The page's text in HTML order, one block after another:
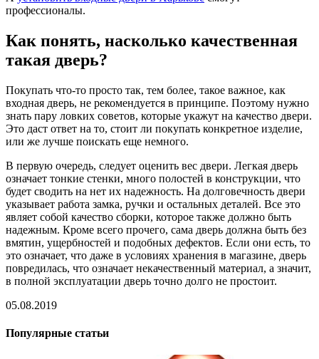
профессионалы.
Как понять, насколько качественная
такая дверь?
Покупать что-то просто так, тем более, такое важное, как
входная дверь, не рекомендуется в принципе. Поэтому нужно
знать пару ловких советов, которые укажут на качество двери.
Это даст ответ на то, стоит ли покупать конкретное изделие,
или же лучше поискать еще немного.
В первую очередь, следует оценить вес двери. Легкая дверь
означает тонкие стенки, много полостей в конструкции, что
будет сводить на нет их надежность. На долговечность двери
указывает работа замка, ручки и остальных деталей. Все это
являет собой качество сборки, которое также должно быть
надежным. Кроме всего прочего, сама дверь должна быть без
вмятин, ущербностей и подобных дефектов. Если они есть, то
это означает, что даже в условиях хранения в магазине, дверь
повредилась, что означает некачественный материал, а значит,
в полной эксплуатации дверь точно долго не простоит.
05.08.2019
Популярные статьи